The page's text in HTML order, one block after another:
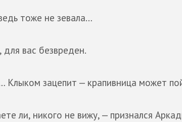
тоже не зевала…
для вас безвреден.
Клыком зацепит — крапивница может
ли, никого не вижу, — признался